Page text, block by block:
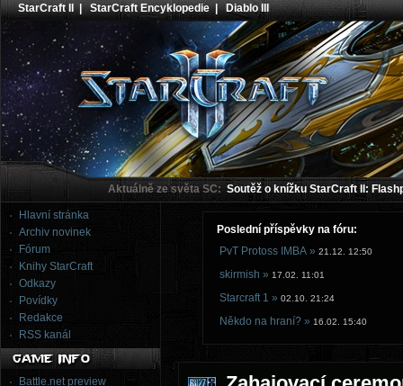
StarCraft II |StarCraft Encyklopedie|Diablo III
Aktuálně ze světa SC: Soutěž o knížku StarCraft II:
Hlavní stránka
Archiv novinek
Fórum
Knihy StarCraft
Odkazy
Povídky
Redakce
RSS kanál
Battle.net preview
Poslední příspěvky na fóru:
PvT Protoss IMBA » 21.12. 12:50
skirmish » 17.02. 11:01
Starcraft 1 » 02.10. 21:24
Někdo na hraní? » 16.02. 15:40